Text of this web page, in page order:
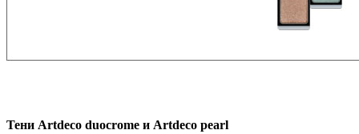
Тени Artdeco duocrome и Artdeco pearl